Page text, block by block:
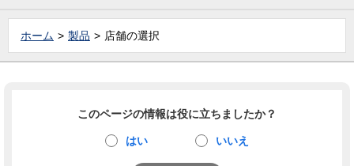
ホーム 製品 店舗の選択
このページの情報は役に立ちましたか？
はい いいえ